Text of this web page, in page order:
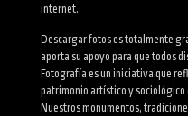
internet.
Descargar fotos es totalmente
aporta su apoyo para que todos
Fotografía es un iniciativa que
patrimonio artístico y sociológico
Nuestros monumentos,